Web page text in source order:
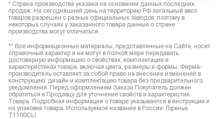
* Страна производства указана на основании данных последних
продаж. На сегодняшний день на территорию РФ легальный ввоз
товаров разрешен с разных официальных заводов, поэтому в
некоторых случаях у заказанного товара данные о стране
производства могут отличаться.
** Все информационные материалы, представленные на Сайте, носят
справочный характер и не могут в полной мере передавать
достоверную информацию о свойствах, комплектации и
характеристиках товара, включая цвета, размеры и формы. Фирма-
производитель оставляет за собой право на внесение изменений в
конструкцию, дизайн и комплектацию товара без предварительного
уведомления. Перед оформлением Заказа Покупатель должен
обратиться к Продавцу для уточнения свойств и характеристик
Товара. Подробная информация о товаре указывается в инструкции и
на упаковке товара. Используемое название в России: Горенье
T1100CLI